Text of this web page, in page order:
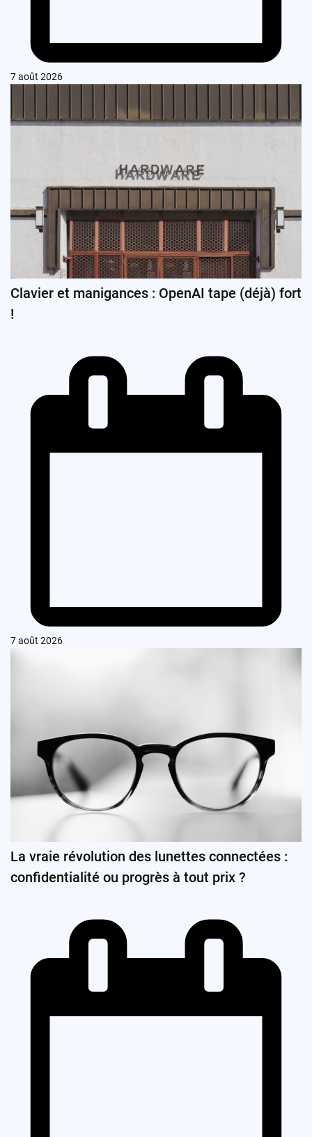
7 août 2026
Clavier et manigances : OpenAI tape (déjà) fort
!
7 août 2026
La vraie révolution des lunettes connectées :
confidentialité ou progrès à tout prix ?